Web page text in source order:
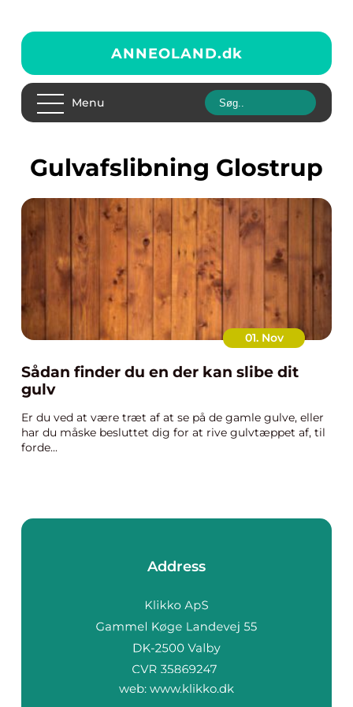
ANNEOLAND.dk
Menu
gulvafslibning Glostrup
01. Nov
Sådan finder du en der kan slibe dit
gulv
Er du ved at være træt af at se på de gamle gulve, eller
har du måske besluttet dig for at rive gulvtæppet af, til
forde...
Address
web: www.klikko.dk